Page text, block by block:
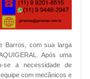
Barros, com sua larga
Após uma
se a necessidade de
com mecânicos e